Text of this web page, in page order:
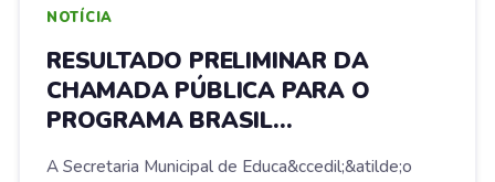
NOTÍCIA
RESULTADO PRELIMINAR DA
CHAMADA PÚBLICA PARA O
PROGRAMA BRASIL
A Secretaria Municipal de Educa&ccedil;&atilde;o